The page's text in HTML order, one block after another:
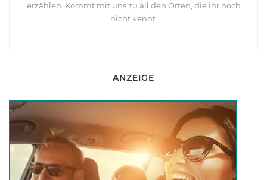
erzählen. Kommt mit uns zu all den Orten, die ihr noch
nicht kennt.
ANZEIGE